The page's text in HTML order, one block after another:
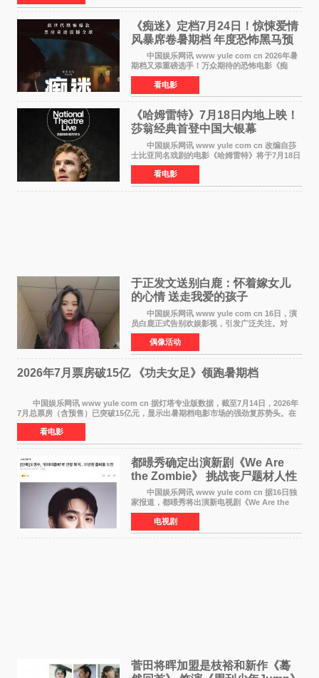
《痴迷》定档7月24日！惊悚爱情
风暴席卷暑期档 年度恐怖黑马预
中国娱乐网讯 www yule com cn 2026年暑
期档又添重磅选手！万众期待的恐怖电影《痴
迷》今日正式官宣定档，将于7月24日登陆内地各
大院线。这部被业内专家誉为新世代爆款恐怖电
影的作品，将为
看电影
《哈姆雷特》7月18日内地上映！
莎翁经典首登中国大银幕
中国娱乐网讯 www yule com cn 改编自莎
士比亚同名戏剧的电影《哈姆雷特》将于7月18日
在中国内地上映。这部跨越四百年的文学经典被
搬上大银幕，为观众带来一场视觉与听觉的双重
盛宴。 《
看电影
于正发文送别白鹿：怀着嫁女儿
的心情 送走我爱的孩子
中国娱乐网讯 www yule com cn 16日，演
员白鹿正式告别欢娱影视，引发广泛关注。对
此，欢娱影视创始人于正在社交平台发文回应，
字里行间流露不舍与祝福。 于正透露，以前
每次有演员到期不
偶像活动
2026年7月票房破15亿 《功夫女足》领跑暑期档
中国娱乐网讯 www yule com cn 据灯塔专业版数据，截至7月14日，2026年
7月总票房（含预售）已突破15亿元，显示出暑期档电影市场的强劲复苏势头。在
众多上映影片中，《功夫女足》《小黄人与大
看电影
都暻秀确定出演新剧《We Are
the Zombie》 挑战丧尸题材人性
喜剧
中国娱乐网讯 www yule com cn 据16日独
家报道，都暻秀将出演新电视剧《We Are the
Zombie》，在剧中饰演主演金仁钟一角，挑战与
以往丧尸题材截然不同的人性喜剧。 新剧
《We Are t
电视剧
菅田将晖加盟是枝裕和新作《蓦